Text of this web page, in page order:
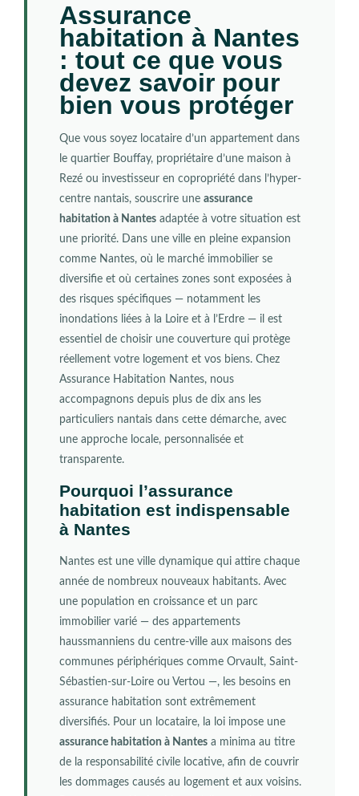
Assurance
habitation à Nantes
: tout ce que vous
devez savoir pour
bien vous protéger
Que vous soyez locataire d’un appartement dans
le quartier Bouffay, propriétaire d’une maison à
Rezé ou investisseur en copropriété dans l’hyper-
centre nantais, souscrire uneassurance
habitation à Nantes adaptée à votre situation est
une priorité. Dans une ville en pleine expansion
comme Nantes, où le marché immobilier se
diversifie et où certaines zones sont exposées à
des risques spécifiques — notamment les
inondations liées à la Loire et à l’Erdre — il est
essentiel de choisir une couverture qui protège
réellement votre logement et vos biens. Chez
Assurance Habitation Nantes, nous
accompagnons depuis plus de dix ans les
particuliers nantais dans cette démarche, avec
une approche locale, personnalisée et
transparente.
Pourquoi l’assurance
habitation est indispensable
à Nantes
Nantes est une ville dynamique qui attire chaque
année de nombreux nouveaux habitants. Avec
une population en croissance et un parc
immobilier varié — des appartements
haussmanniens du centre-ville aux maisons des
communes périphériques comme Orvault, Saint-
Sébastien-sur-Loire ou Vertou —, les besoins en
assurance habitation sont extrêmement
diversifiés. Pour un locataire, la loi impose une
assurance habitation à Nantes a minima au titre
de la responsabilité civile locative, afin de couvrir
les dommages causés au logement et aux voisins.